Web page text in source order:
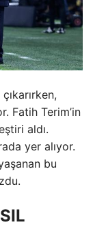
Fatih Terim’in
aldı.
yer alıyor.
bu